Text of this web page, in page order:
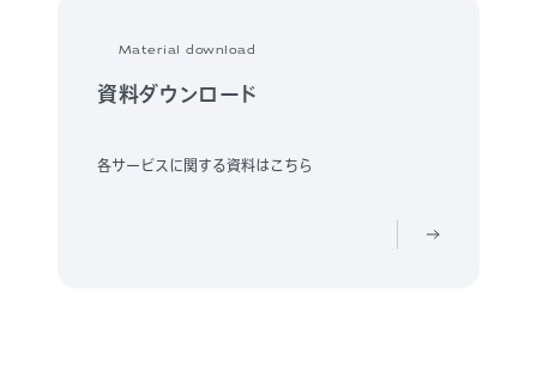
Material download
資料ダウンロード
各サービスに関する資料はこちら